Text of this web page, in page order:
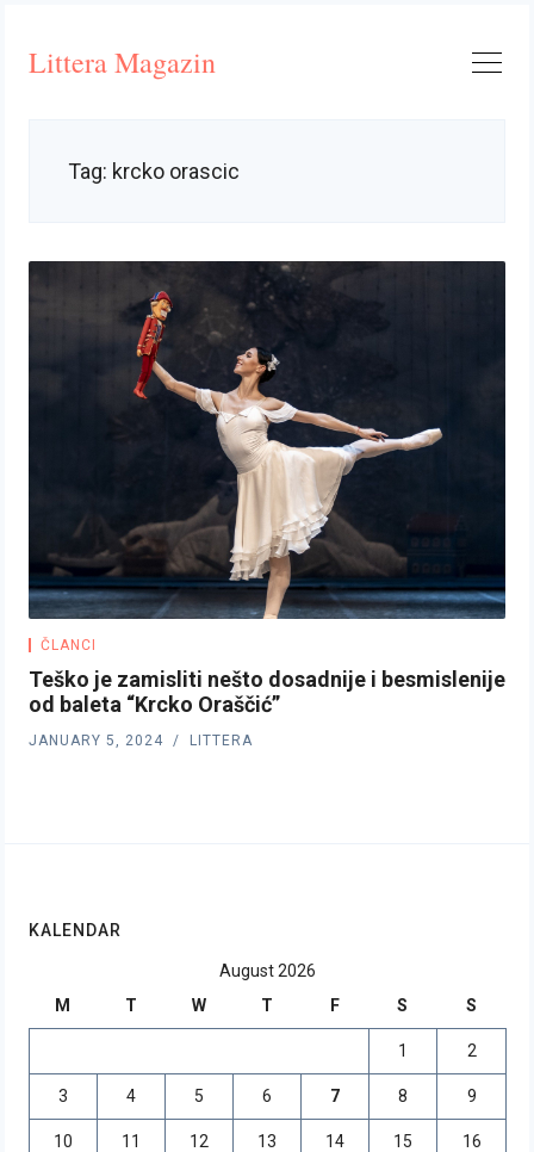
Littera Magazin
Tag: krcko orascic
ČLANCI
Teško je zamisliti nešto dosadnije i besmislenije
od baleta “Krcko Oraščić”
JANUARY 5, 2024 LITTERA
KALENDAR
August 2026
M
T W T F S S
1 2
3 4 5 6 7 8 9
10 11 12 13 14 15 16